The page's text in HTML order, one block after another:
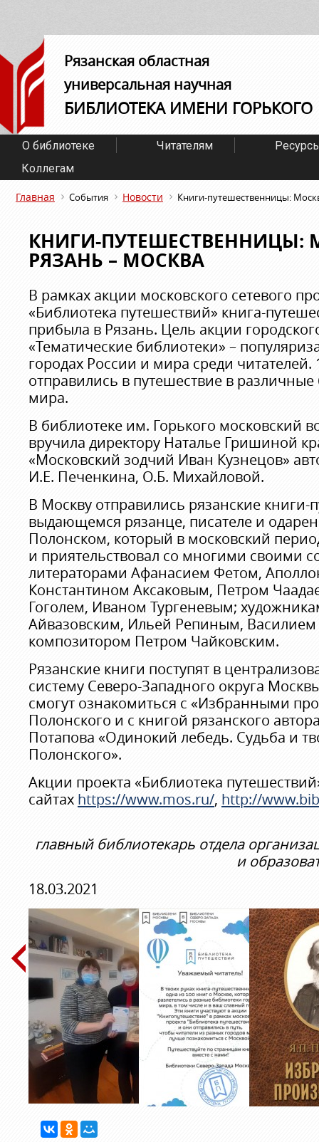
Рязанская областная
универсальная научная
БИБЛИОТЕКА ИМЕНИ ГОРЬКОГО
О библиотеке Читателям
Коллегам
Главная События Новости Книги-путешественницы:
КНИГИ-ПУТЕШЕСТВЕННИЦЫ:
РЯЗАНЬ – МОСКВА
В рамках акции московского сетевого
«Библиотека путешествий» книга-
прибыла в Рязань. Цель акции
«Тематические библиотеки» –
городах России и мира среди читателей.
отправились в путешествие в
мира.
В библиотеке им. Горького московский
вручила директору Наталье Гришиной
«Московский зодчий Иван Кузнецов»
И.Е. Печенкина, О.Б. Михайловой.
В Москву отправились рязанские
выдающемся рязанце, писателе и
Полонском, который в московский
и приятельствовал со многими своими
литераторами Афанасием Фетом,
Константином Аксаковым, Петром
Гоголем, Иваном Тургеневым;
Айвазовским, Ильей Репиным,
композитором Петром Чайковским.
Рязанские книги поступят в
систему Северо-Западного округа
смогут ознакомиться с «Избранными
Полонского и с книгой рязанского
Потапова «Одинокий лебедь. Судьба и
Полонского».
Акции проекта «Библиотека
сайтах https://www.mos.ru/, http://
главный библиотекарь отдела
и
18.03.2021